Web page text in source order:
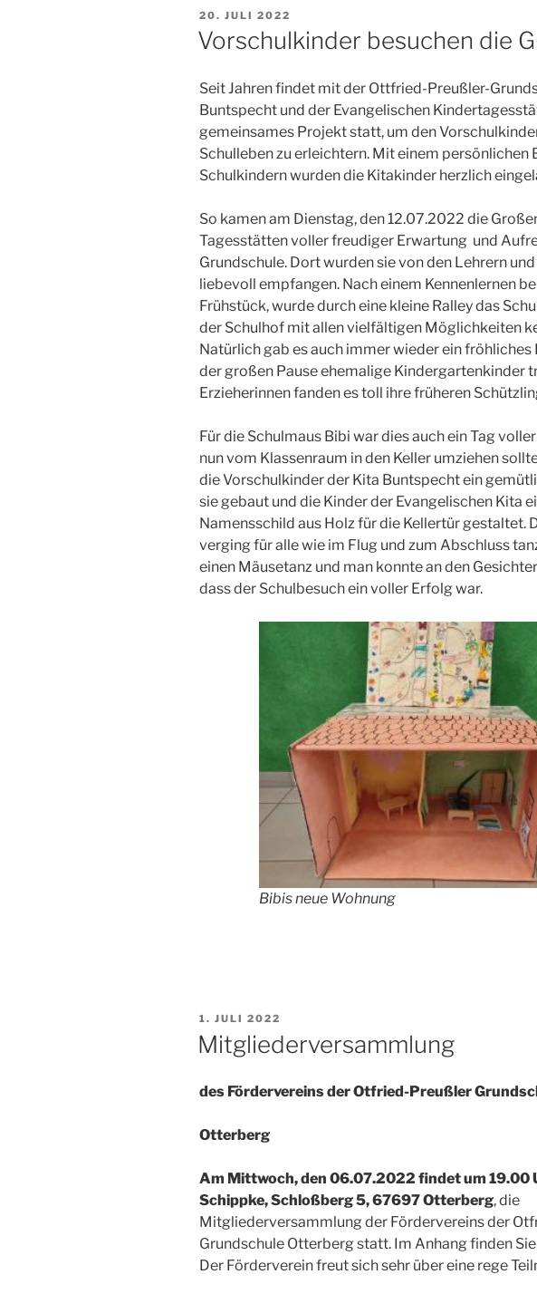
VERÖFFENTLICHT
AM
20. JULI 2022
Vorschulkinder besuchen die
Seit Jahren findet mit der Ottfried-Preußler-
Buntspecht und der Evangelischen
gemeinsames Projekt statt, um den
Schulleben zu erleichtern. Mit einem persönlichen
Schulkindern wurden die Kitakinder herzlich
So kamen am Dienstag, den 12.07.2022 die
Tagesstätten voller freudiger Erwartung und
Grundschule. Dort wurden sie von den Lehrern
liebevoll empfangen. Nach einem Kennenlernen
Frühstück, wurde durch eine kleine Ralley das
der Schulhof mit allen vielfältigen Möglichkeiten
Natürlich gab es auch immer wieder ein fröhliches
der großen Pause ehemalige Kindergartenkinder
Erzieherinnen fanden es toll ihre früheren
Für die Schulmaus Bibi war dies auch ein Tag
nun vom Klassenraum in den Keller umziehen
die Vorschulkinder der Kita Buntspecht ein
sie gebaut und die Kinder der Evangelischen Kita
Namensschild aus Holz für die Kellertür gestaltet.
verging für alle wie im Flug und zum Abschluss
einen Mäusetanz und man konnte an den
dass der Schulbesuch ein voller Erfolg war.
Bibis neue Wohnung
VERÖFFENTLICHT
1. JULI 2022
Mitgliederversammlung
des Fördervereins der Otfried-Preußler
Otterberg
Am Mittwoch, den 06.07.2022 findet um 19.00
Schippke, Schloßberg 5, 67697 Otterberg, die
Mitgliederversammlung der Fördervereins der
Grundschule Otterberg statt. Im Anhang finden
Der Förderverein freut sich sehr über eine rege